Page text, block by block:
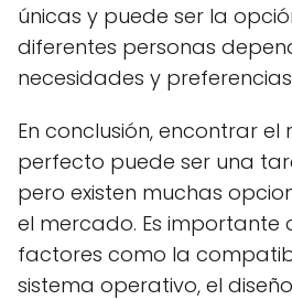
únicas y puede ser la
diferentes personas
necesidades y
En conclusión, encontrar el
perfecto puede ser una
pero existen muchas
el mercado. Es importante
factores como la
sistema operativo, el